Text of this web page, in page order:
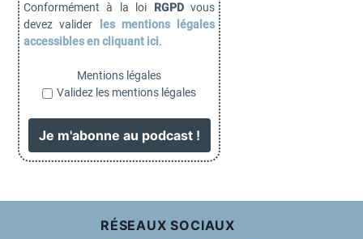
Conformément à la loi RGPDvous
devez valider
les mentions légales
accessibles en cliquant ici.
Mentions légales
Validez les mentions légales
RÉSEAUX SOCIAUX